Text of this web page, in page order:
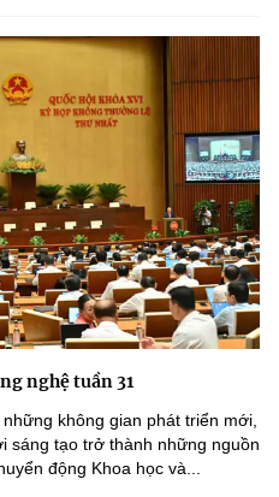
nghệ tuần 31
không gian phát triển mới,
sáng tạo trở thành những nguồn
động Khoa học và...